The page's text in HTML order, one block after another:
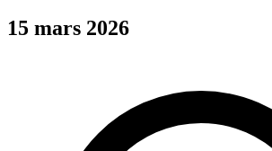
15 mars 2026